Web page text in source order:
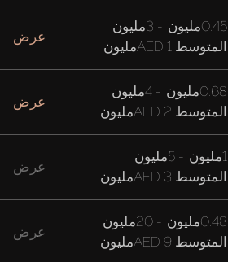
0.45مليون -
المتوسط
عرض
0.68مليون -
المتوسط
عرض
1مليون -
المتوسط
عرض
0.48مليون -
المتوسط
عرض